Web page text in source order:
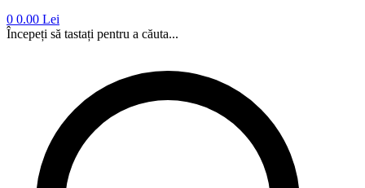
0 0.00 Lei
Începeți să tastați pentru a căuta...